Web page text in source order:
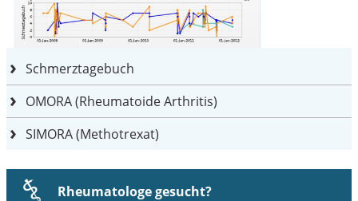
Schmerztagebuch
OMORA (Rheumatoide Arthritis)
SIMORA (Methotrexat)
Rheumatologe gesucht?